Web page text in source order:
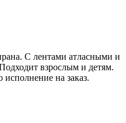
С лентами атласными и
взрослым и детям.
на заказ.